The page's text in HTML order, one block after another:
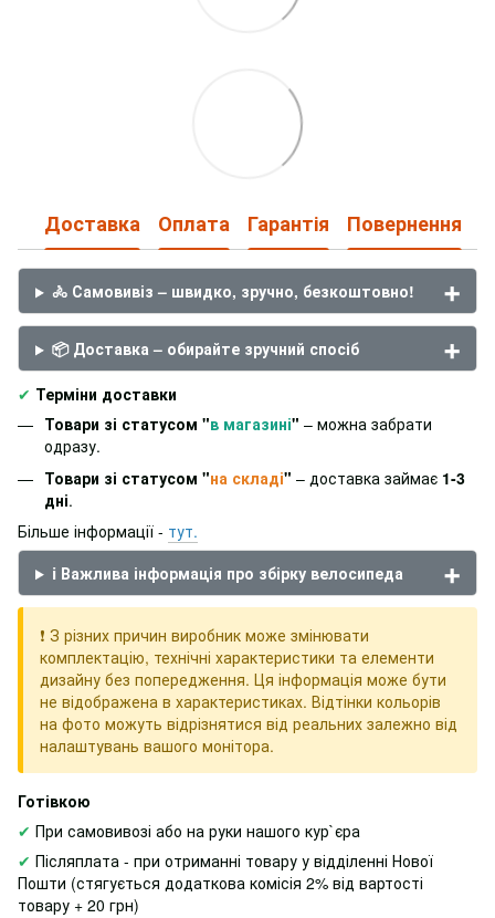
Доставка Оплата Гарантія Повернення
🚴 Самовивіз – швидко, зручно, безкоштовно!
📦 Доставка – обирайте зручний спосіб
✔ Терміни доставки
Товари зі статусом "в магазині" – можна забрати
одразу.
Товари зі статусом "на складі" – доставка займає 1-3
дні.
Більше інформації - тут.
ℹ️ Важлива інформація про збірку велосипеда
❗ З різних причин виробник може змінювати
комплектацію, технічні характеристики та елементи
дизайну без попередження. Ця інформація може бути
не відображена в характеристиках. Відтінки кольорів
на фото можуть відрізнятися від реальних залежно від
налаштувань вашого монітора.
Готівкою
✔ При самовивозі або на руки нашого кур`єра
✔ Післяплата - при отриманні товару у відділенні Нової
Пошти (стягується додаткова комісія 2% від вартості
товару + 20 грн)